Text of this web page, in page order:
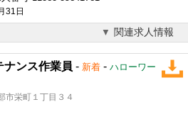
31日
関連求人情報
ナンス作業員 - 新着 - ハローワー
栄町１丁目３４